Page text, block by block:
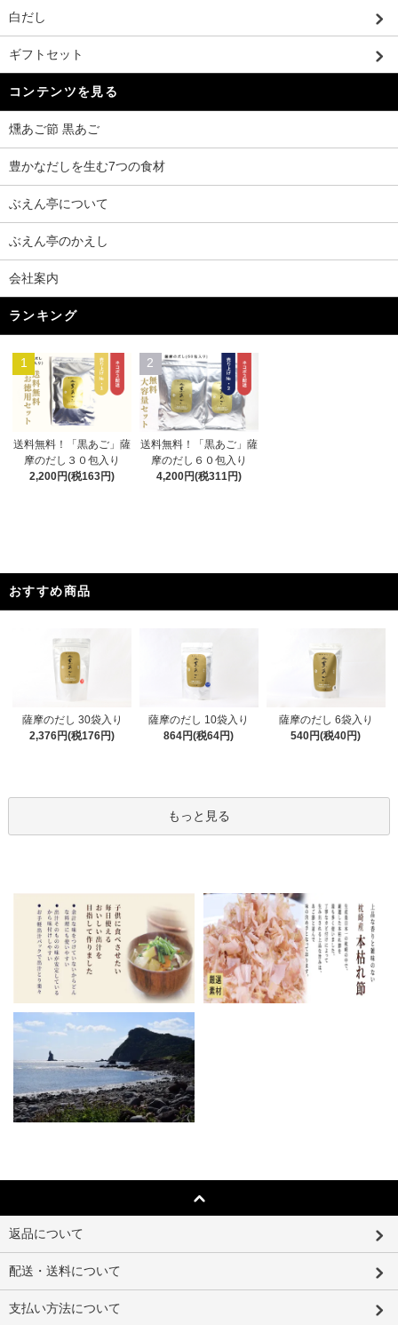
白だし
ギフトセット
コンテンツを見る
燻あご節 黒あご
豊かなだしを生む7つの食材
ぶえん亭について
ぶえん亭のかえし
会社案内
ランキング
1
送料無料！「黒あご」薩
摩のだし３０包入り
2,200円(税163円)
2
送料無料！「黒あご」薩
摩のだし６０包入り
4,200円(税311円)
おすすめ商品
薩摩のだし 30袋入り
2,376円(税176円)
薩摩のだし 10袋入り
864円(税64円)
薩摩のだし 6袋入り
540円(税40円)
もっと見る
返品について
配送・送料について
支払い方法について